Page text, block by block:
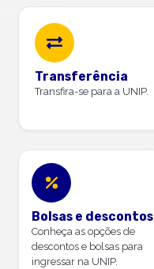
Transferência
Transfira-se para a UNIP.
Bolsas e descontos
Conheça as opções de
descontos e bolsas para
ingressar na UNIP.